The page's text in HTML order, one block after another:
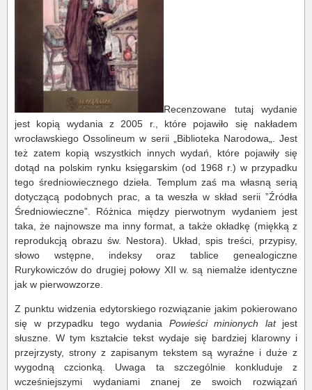
Recenzowane tutaj wydanie
jest kopią wydania z 2005 r., które pojawiło się nakładem
wrocławskiego Ossolineum w serii „Biblioteka Narodowa„. Jest
też zatem kopią wszystkich innych wydań, które pojawiły się
dotąd na polskim rynku księgarskim (od 1968 r.) w przypadku
tego średniowiecznego dzieła. Templum zaś ma własną serią
dotyczącą podobnych prac, a ta weszła w skład serii ”Źródła
Średniowieczne”. Różnica między pierwotnym wydaniem jest
taka, że najnowsze ma inny format, a także okładkę (miękką z
reprodukcją obrazu św. Nestora). Układ, spis treści, przypisy,
słowo wstępne, indeksy oraz tablice genealogiczne
Rurykowiczów do drugiej połowy XII w. są niemalże identyczne
jak w pierwowzorze.
Z punktu widzenia edytorskiego rozwiązanie jakim pokierowano
się w przypadku tego wydania Powieści minionych latjest
słuszne. W tym kształcie tekst wydaje się bardziej klarowny i
przejrzysty, strony z zapisanym tekstem są wyraźne i duże z
wygodną czcionką. Uwaga ta szczególnie konkluduje z
wcześniejszymi wydaniami znanej ze swoich rozwiązań